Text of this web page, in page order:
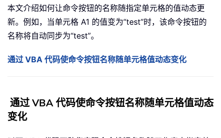
本文介绍如何让命令按钮的名称随指定单元格的值动态更
新。例如，当单元格 A1 的值变为“test”时，该命令按钮的
名称将自动同步为“test”。
通过 VBA 代码使命令按钮名称随单元格值动态变化
通过 VBA 代码使命令按钮名称随单元格值动态
变化